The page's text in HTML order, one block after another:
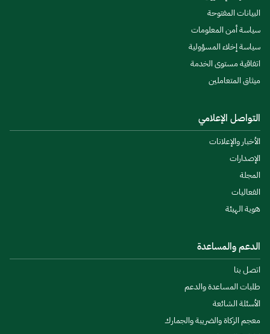
البيانات المفتوحة
سياسة أمن المعلومات
سياسة إخلاء المسؤولية
اتفاقية مستوى الخدمة
ميثاق المتعاملين
التواصل الإعلامي
الأخبار والإعلانات
الإصدارات
المجلة
الفعاليات
هوية الهيئة
الدعم والمساعدة
اتصل بنا
طلبات المساعدة والدعم
الأسئلة الشائعة
معجم الزكاة والضريبة والجمارك